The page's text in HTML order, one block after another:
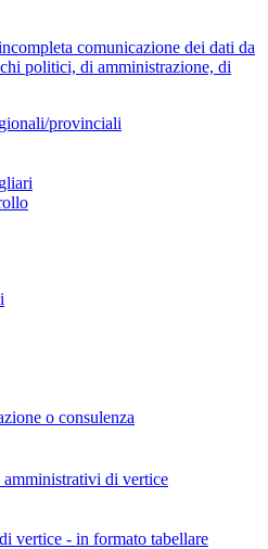
comunicazione dei dati da
politici, di amministrazione, di
provinciali
o consulenza
di vertice
vertice - in formato tabellare